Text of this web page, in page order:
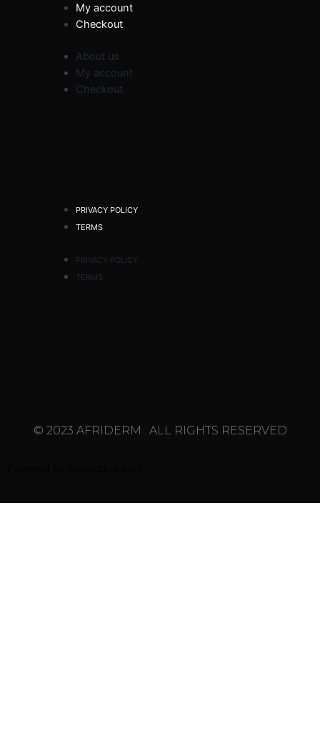
My account
Checkout
About us
My account
Checkout
PRIVACY POLICY
TERMS
PRIVACY POLICY
TERMS
© 2023 AFRIDERM . ALL RIGHTS RESERVED